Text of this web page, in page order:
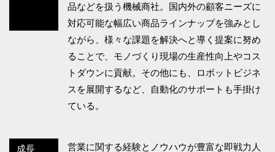
品などを扱う機械商社。国内外の顧客ニーズに
対応可能な幅広い商品ラインナップを強みとし
ながら、様々な課題を解決へと導く提案に努め
ることで、モノづくり現場の生産性向上やコス
トダウンに貢献。その他にも、ロボットビジネ
スを展開するなど、自動化のサポートも手掛け
ている。
成長
営業に関する経験とノウハウが豊富な即戦力人